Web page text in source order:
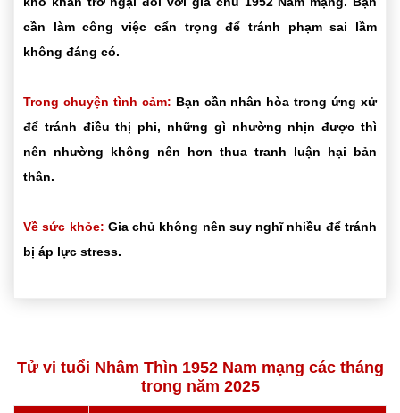
cần làm công việc cẩn trọng để tránh phạm sai lầm
không đáng có.
Trong chuyện tình cảm: Bạn cần nhân hòa trong ứng xử
để tránh điều thị phi, những gì nhường nhịn được thì
nên nhường không nên hơn thua tranh luận hại bản
thân.
Về sức khỏe: Gia chủ không nên suy nghĩ nhiều để tránh
bị áp lực stress.
Tử vi tuổi Nhâm Thìn 1952 Nam mạng các tháng
trong năm 2025